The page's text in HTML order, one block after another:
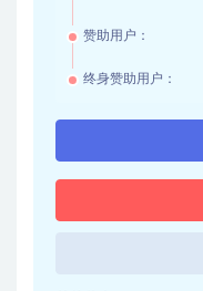
赞助用户：
终身赞助用户：